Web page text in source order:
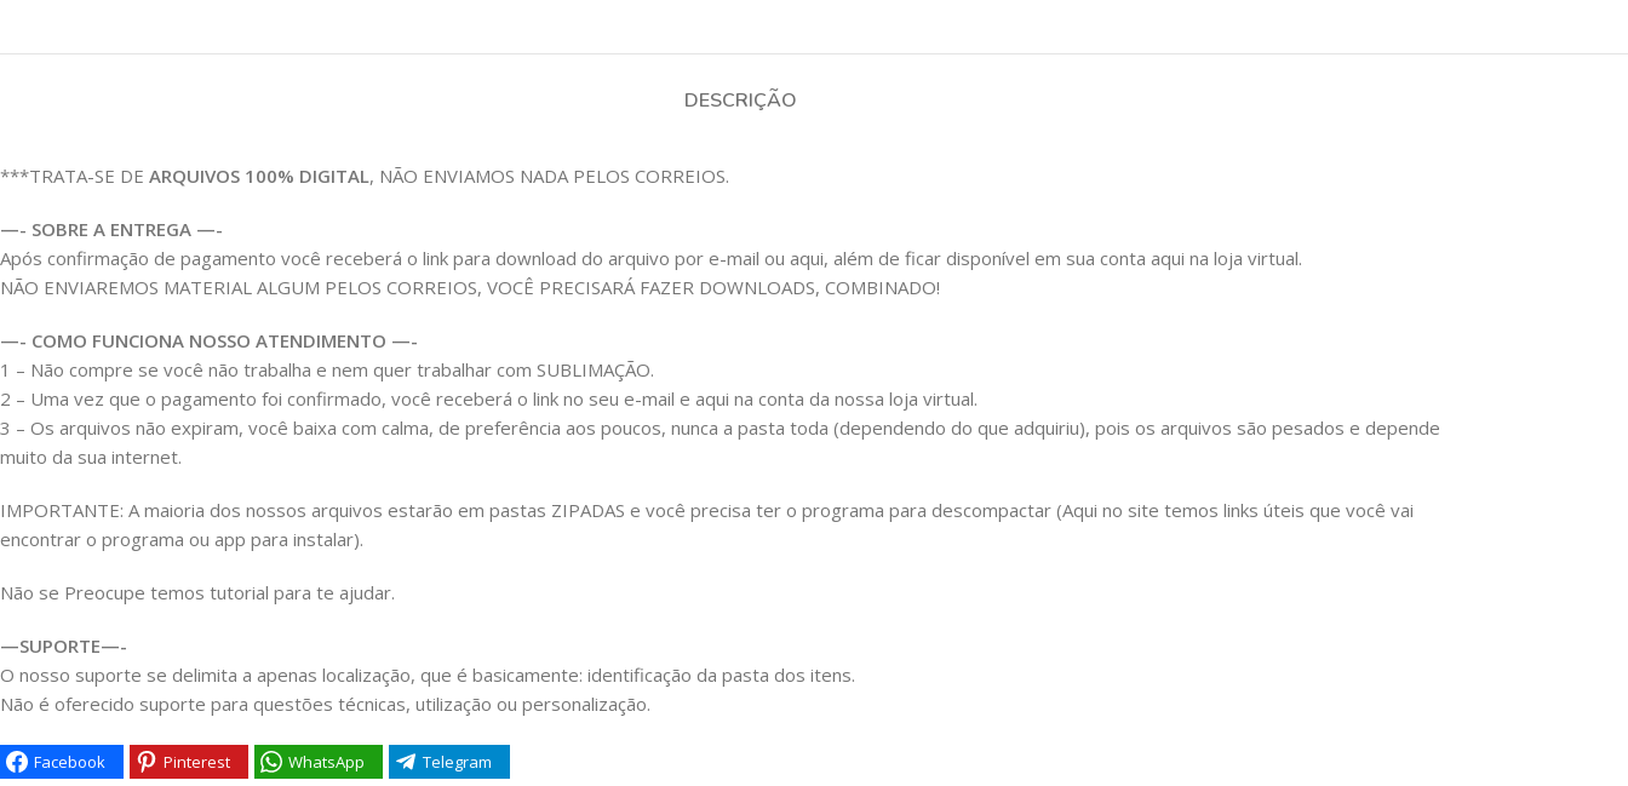
DESCRIÇÃO
***TRATA-SE DE ARQUIVOS 100% DIGITAL, NÃO ENVIAMOS NADA PELOS CORREIOS.
—- SOBRE A ENTREGA —-
Após confirmação de pagamento você receberá o link para download do arquivo por e-mail ou aqui, além de ficar disponível em sua conta aqui na loja virtual.
NÃO ENVIAREMOS MATERIAL ALGUM PELOS CORREIOS, VOCÊ PRECISARÁ FAZER DOWNLOADS, COMBINADO!
—- COMO FUNCIONA NOSSO ATENDIMENTO —-
1 – Não compre se você não trabalha e nem quer trabalhar com SUBLIMAÇÃO.
2 – Uma vez que o pagamento foi confirmado, você receberá o link no seu e-mail e aqui na conta da nossa loja virtual.
3 – Os arquivos não expiram, você baixa com calma, de preferência aos poucos, nunca a pasta toda (dependendo do que adquiriu), pois os arquivos são pesados e depende
muito da sua internet.
IMPORTANTE: A maioria dos nossos arquivos estarão em pastas ZIPADAS e você precisa ter o programa para descompactar (Aqui no site temos links úteis que você vai
encontrar o programa ou app para instalar).
Não se Preocupe temos tutorial para te ajudar.
—SUPORTE—-
O nosso suporte se delimita a apenas localização, que é basicamente: identificação da pasta dos itens.
Não é oferecido suporte para questões técnicas, utilização ou personalização.
Facebook Pinterest WhatsApp Telegram